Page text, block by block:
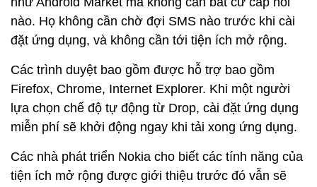
nào. Họ không cần chờ đợi SMS nào trước khi cài
đặt ứng dụng, và không cần tới tiện ích mở rộng.
Các trình duyệt bao gồm được hỗ trợ bao gồm
Firefox, Chrome, Internet Explorer. Khi một người
lựa chọn chế độ tự động từ Drop, cài đặt ứng dụng
miễn phí sẽ khởi động ngay khi tải xong ứng dụng.
Các nhà phát triển Nokia cho biết các tính năng của
tiện ích mở rộng được giới thiệu trước đó vẫn sẽ